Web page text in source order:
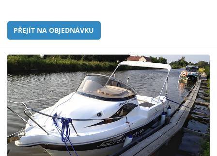
PŘEJÍT NA OBJEDNÁVKU